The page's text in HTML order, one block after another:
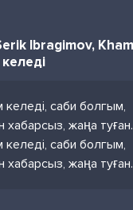
Ibragimov,
саби болгым,
жаңа туған.
саби болгым,
жаңа туған.